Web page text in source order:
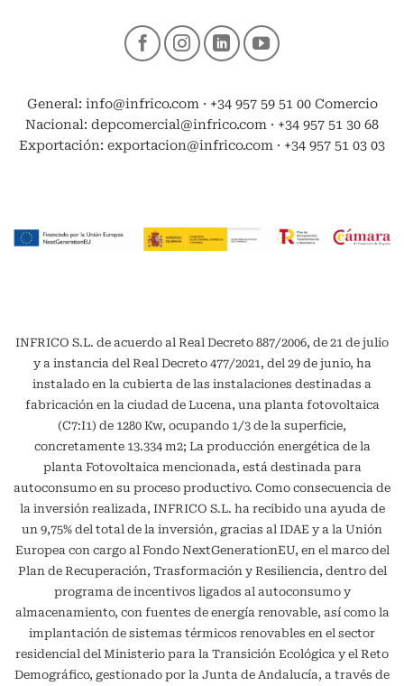
General: info@infrico.com · +34 957 59 51 00 Comercio
Nacional: depcomercial@infrico.com · +34 957 51 30 68
Exportación: exportacion@infrico.com · +34 957 51 03 03
INFRICO S.L. de acuerdo al Real Decreto 887/2006, de 21 de julio
y a instancia del Real Decreto 477/2021, del 29 de junio, ha
instalado en la cubierta de las instalaciones destinadas a
fabricación en la ciudad de Lucena, una planta fotovoltaica
(C7:I1) de 1280 Kw, ocupando 1/3 de la superficie,
concretamente 13.334 m2; La producción energética de la
planta Fotovoltaica mencionada, está destinada para
autoconsumo en su proceso productivo. Como consecuencia de
la inversión realizada, INFRICO S.L. ha recibido una ayuda de
un 9,75% del total de la inversión, gracias al IDAE y a la Unión
Europea con cargo al Fondo NextGenerationEU, en el marco del
Plan de Recuperación, Trasformación y Resiliencia, dentro del
programa de incentivos ligados al autoconsumo y
almacenamiento, con fuentes de energía renovable, así como la
implantación de sistemas térmicos renovables en el sector
residencial del Ministerio para la Transición Ecológica y el Reto
Demográfico, gestionado por la Junta de Andalucía, a través de